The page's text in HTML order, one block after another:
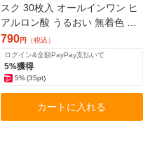
スク 30枚入 オールインワン ヒ
アルロン酸 うるおい 無着色 無
香料
790円 （税込）
ログイン&全額PayPay支払いで
5%獲得
5% (35pt)
カートに入れる